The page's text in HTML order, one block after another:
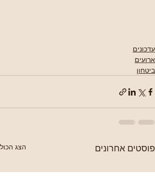
עדכונים
ארועים
ביטחון
פוסטים אחרונים הצג הכול